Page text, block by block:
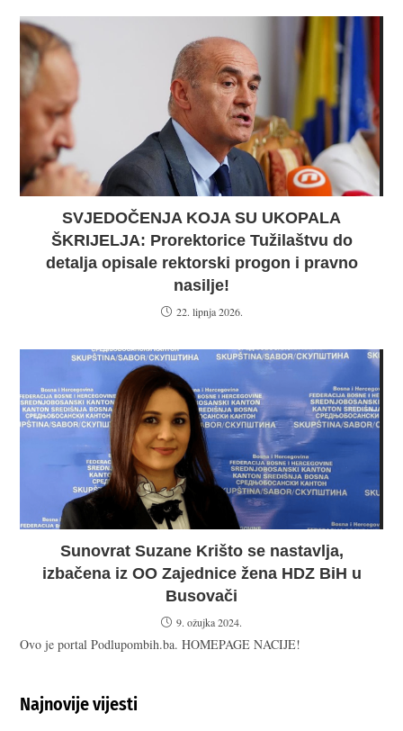
SVJEDOČENJA KOJA SU UKOPALA
ŠKRIJELJA: Prorektorice Tužilaštvu do
detalja opisale rektorski progon i pravno
nasilje!
22. lipnja 2026.
Sunovrat Suzane Krišto se nastavlja,
izbačena iz OO Zajednice žena HDZ BiH u
Busovači
9. ožujka 2024.
Ovo je portal Podlupombih.ba. HOMEPAGE NACIJE!
Najnovije vijesti